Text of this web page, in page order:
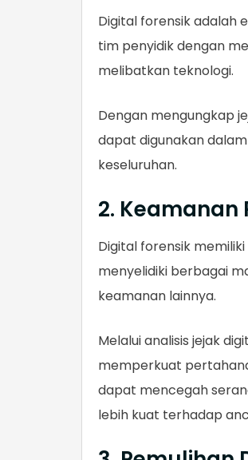
Digital forensik adalah
tim penyidik dengan
melibatkan teknologi.
Dengan mengungkap
dapat digunakan
keseluruhan.
2. Keamanan
Digital forensik
menyelidiki berbagai
keamanan lainnya.
Melalui analisis jejak
memperkuat
dapat mencegah
lebih kuat terhadap